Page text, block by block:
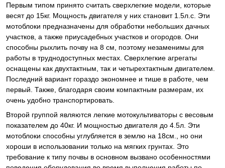
Первым типом принято считать сверхлегкие модели, которые
весят до 15кг. Мощность двигателя у них становит 1.5л.с. Эти
мотоблоки предназначены для обработки небольших дачных
участков, а также приусадебных участков и огородов. Они
способны рыхлить почву на 8 см, поэтому незаменимы для
работы в труднодоступных местах. Сверхлегкие агрегаты
оснащены как двухтактным, так и четырехтактным двигателем.
Последний вариант гораздо экономнее и тише в работе, чем
первый. Также, благодаря своим компактным размерам, их
очень удобно транспортировать.
Второй группой являются легкие мотокультиваторы с весовым
показателем до 40кг. И мощностью двигателя до 4.5л. Эти
мотоблоки способны углубляется в землю на 18см., но они
хороши в использовании только на мягких грунтах. Это
требование к типу почвы в основном вызвано особенностями